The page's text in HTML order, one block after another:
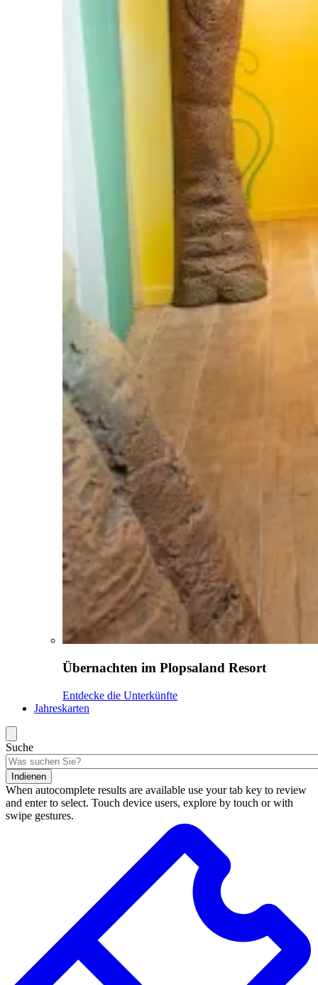
Übernachten im Plopsaland Resort
Entdecke die Unterkünfte
Jahreskarten
Suche
Indienen
When autocomplete results are available use your tab key to review
and enter to select. Touch device users, explore by touch or with
swipe gestures.